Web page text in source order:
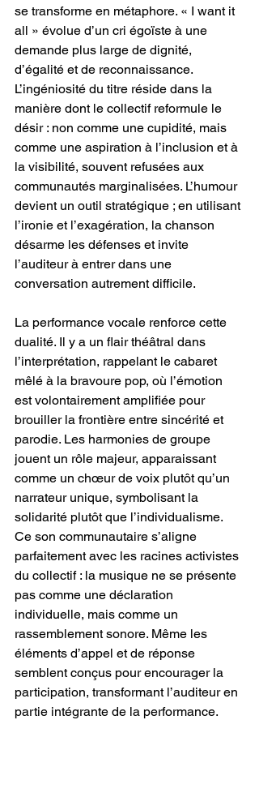
se transforme en métaphore. « I want it
all » évolue d’un cri égoïste à une
demande plus large de dignité,
d’égalité et de reconnaissance.
L’ingéniosité du titre réside dans la
manière dont le collectif reformule le
désir : non comme une cupidité, mais
comme une aspiration à l’inclusion et à
la visibilité, souvent refusées aux
communautés marginalisées. L’humour
devient un outil stratégique ; en utilisant
l’ironie et l’exagération, la chanson
désarme les défenses et invite
l’auditeur à entrer dans une
conversation autrement difficile.
La performance vocale renforce cette
dualité. Il y a un flair théâtral dans
l’interprétation, rappelant le cabaret
mêlé à la bravoure pop, où l’émotion
est volontairement amplifiée pour
brouiller la frontière entre sincérité et
parodie. Les harmonies de groupe
jouent un rôle majeur, apparaissant
comme un chœur de voix plutôt qu’un
narrateur unique, symbolisant la
solidarité plutôt que l’individualisme.
Ce son communautaire s’aligne
parfaitement avec les racines activistes
du collectif : la musique ne se présente
pas comme une déclaration
individuelle, mais comme un
rassemblement sonore. Même les
éléments d’appel et de réponse
semblent conçus pour encourager la
participation, transformant l’auditeur en
partie intégrante de la performance.